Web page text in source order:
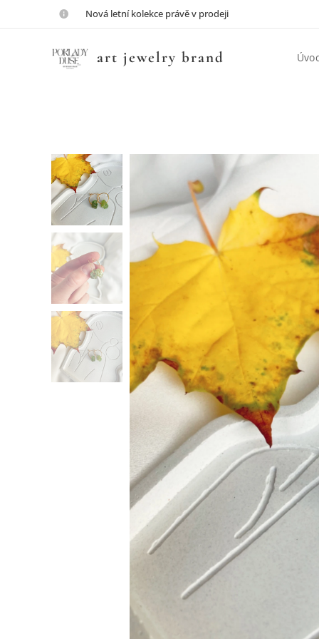
💎Nová letní kolekce právě v prodeji💎
art jewelry brand